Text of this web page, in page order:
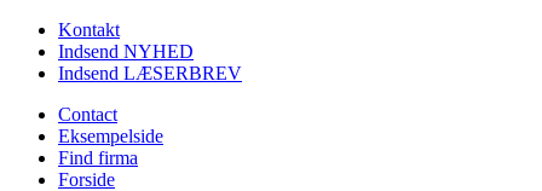
Kontakt
Indsend NYHED
Indsend LÆSERBREV
Contact
Eksempelside
Find firma
Forside